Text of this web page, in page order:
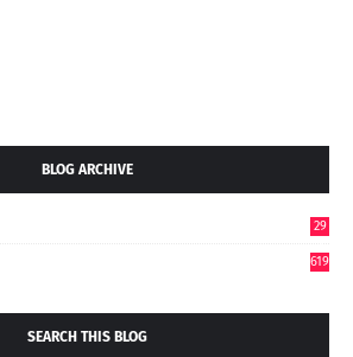
BLOG ARCHIVE
29
619
SEARCH THIS BLOG